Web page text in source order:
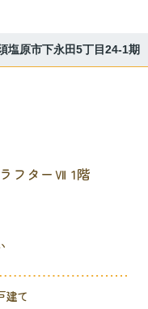
塩原市下永田5丁目24-1期
フターⅦ 1階
建て